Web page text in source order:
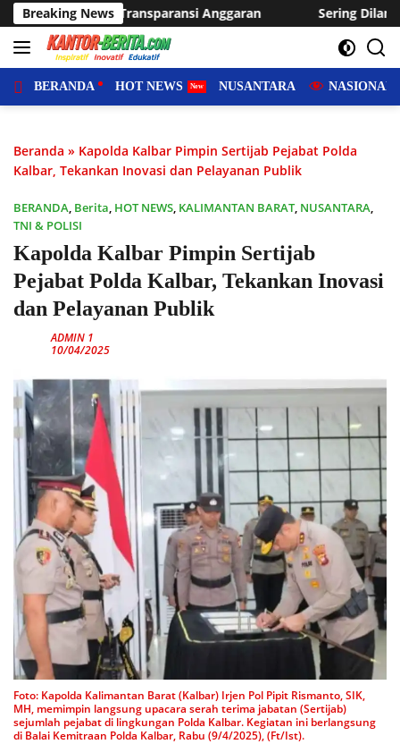
Langsung
ke
konten
Breaking NewsSering Dilanda Genangan, Desa Sukaraja
BERANDA HOT NEWS NUSANTARA NASIONAL
Beranda » Kapolda Kalbar Pimpin Sertijab Pejabat Polda
Kalbar, Tekankan Inovasi dan Pelayanan Publik
BERANDA, Berita, HOT NEWS, KALIMANTAN BARAT, NUSANTARA,
TNI & POLISI
Kapolda Kalbar Pimpin Sertijab
Pejabat Polda Kalbar, Tekankan Inovasi
dan Pelayanan Publik
ADMIN 1
10/04/2025
Foto: Kapolda Kalimantan Barat (Kalbar) Irjen Pol Pipit Rismanto, SIK,
MH, memimpin langsung upacara serah terima jabatan (Sertijab)
sejumlah pejabat di lingkungan Polda Kalbar. Kegiatan ini berlangsung
di Balai Kemitraan Polda Kalbar, Rabu (9/4/2025), (Ft/Ist).